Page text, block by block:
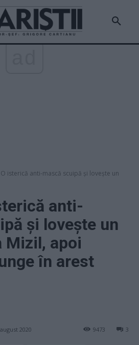
O isterică anti-mască scuipă și lovește un
anti-
și lovește un
Mizil, apoi
în arest
2020 3
9473